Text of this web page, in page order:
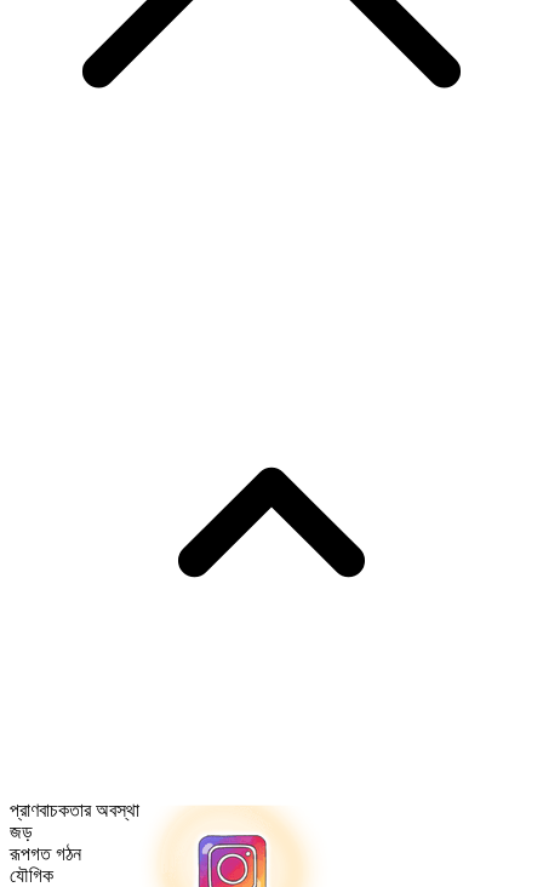
প্রাণবাচকতার অবস্থা
জড়
রূপগত গঠন
যৌগিক